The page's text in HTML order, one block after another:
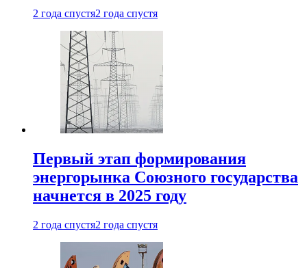
2 года спустя2 года спустя
Первый этап формирования
энергорынка Союзного государства
начнется в 2025 году
2 года спустя2 года спустя